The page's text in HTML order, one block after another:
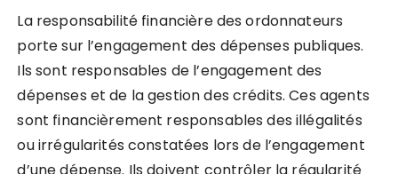
La responsabilité financière des ordonnateurs
porte sur l’engagement des dépenses publiques.
Ils sont responsables de l’engagement des
dépenses et de la gestion des crédits. Ces agents
sont financièrement responsables des illégalités
ou irrégularités constatées lors de l’engagement
d’une dépense. Ils doivent contrôler la régularité